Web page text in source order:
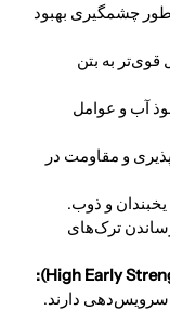
چشمگیری بهبود
قوی‌تر به بتن
آب و عوامل
و مقاومت در
یخبندان و ذوب.
ترک‌های
سرویس‌دهی دارند.